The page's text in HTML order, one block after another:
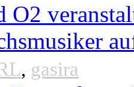
O2
, gasira